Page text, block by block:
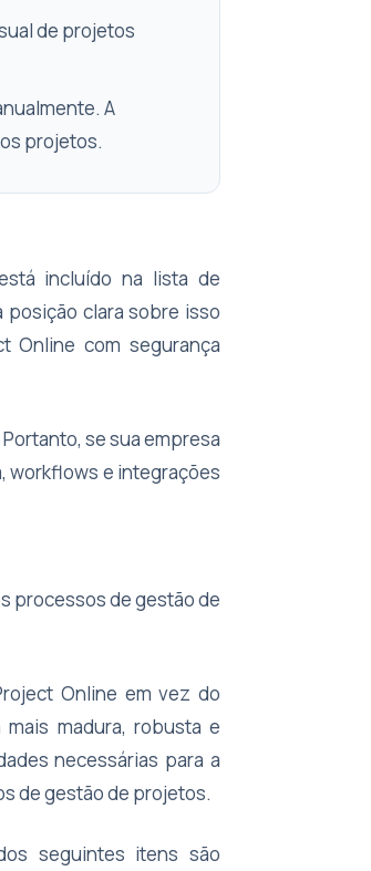
de projetos
A
projetos.
incluído na lista de
posição clara sobre isso
Online com segurança
Portanto, se sua empresa
workflows e integrações
processos de gestão de
Online em vez do
madura, robusta e
necessárias para a
de gestão de projetos.
seguintes itens são